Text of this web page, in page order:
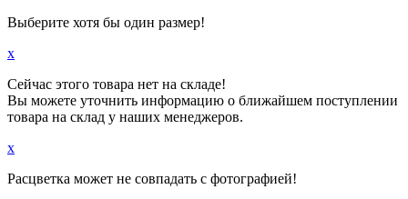
Выберите хотя бы один размер!
x
Сейчас этого товара нет на складе!
Вы можете уточнить информацию о ближайшем поступлении
товара на склад у наших менеджеров.
x
Расцветка может не совпадать с фотографией!